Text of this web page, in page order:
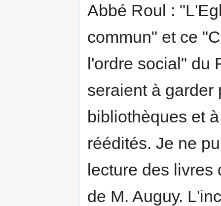
Abbé Roul :
commun" et ce
l'ordre social" du
seraient à garder
bibliothèques et
réédités. Je ne
lecture des livres
de M. Auguy.